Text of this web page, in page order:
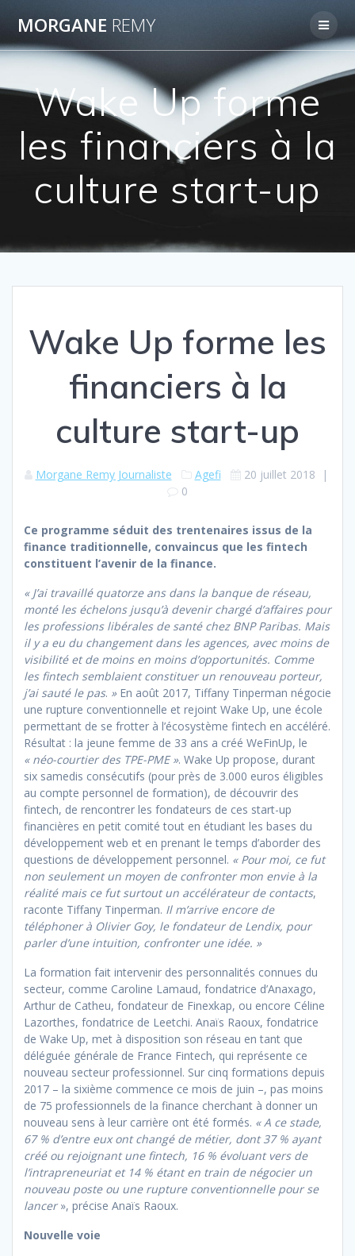
MORGANE REMY
Wake Up forme
les financiers à la
culture start-up
Wake Up forme les
financiers à la
culture start-up
Morgane Remy Journaliste Agefi 20 juillet 2018 |
0
Ce programme séduit des trentenaires issus de la
finance traditionnelle, convaincus que les fintech
constituent l’avenir de la finance.
« J’ai travaillé quatorze ans dans la banque de réseau,
monté les échelons jusqu’à devenir chargé d’affaires pour
les professions libérales de santé chez BNP Paribas. Mais
il y a eu du changement dans les agences, avec moins de
visibilité et de moins en moins d’opportunités. Comme
les fintech semblaient constituer un renouveau porteur,
j’ai sauté le pas. »En août 2017, Tiffany Tinperman négocie
une rupture conventionnelle et rejoint Wake Up, une école
permettant de se frotter à l’écosystème fintech en accéléré.
Résultat : la jeune femme de 33 ans a créé WeFinUp, le
« néo-courtier des TPE-PME ». Wake Up propose, durant
six samedis consécutifs (pour près de 3.000 euros éligibles
au compte personnel de formation), de découvrir des
fintech, de rencontrer les fondateurs de ces start-up
financières en petit comité tout en étudiant les bases du
développement web et en prenant le temps d’aborder des
questions de développement personnel. « Pour moi, ce fut
non seulement un moyen de confronter mon envie à la
réalité mais ce fut surtout un accélérateur de contacts,
raconte Tiffany Tinperman. Il m’arrive encore de
téléphoner à Olivier Goy, le fondateur de Lendix, pour
parler d’une intuition, confronter une idée. »
La formation fait intervenir des personnalités connues du
secteur, comme Caroline Lamaud, fondatrice d’Anaxago,
Arthur de Catheu, fondateur de Finexkap, ou encore Céline
Lazorthes, fondatrice de Leetchi. Anaïs Raoux, fondatrice
de Wake Up, met à disposition son réseau en tant que
déléguée générale de France Fintech, qui représente ce
nouveau secteur professionnel. Sur cinq formations depuis
2017 – la sixième commence ce mois de juin –, pas moins
de 75 professionnels de la finance cherchant à donner un
nouveau sens à leur carrière ont été formés. «A ce stade,
67 % d’entre eux ont changé de métier, dont 37 % ayant
créé ou rejoignant une fintech, 16 % évoluant vers de
l’intrapreneuriat et 14 % étant en train de négocier un
nouveau poste ou une rupture conventionnelle pour se
lancer», précise Anaïs Raoux.
Nouvelle voie